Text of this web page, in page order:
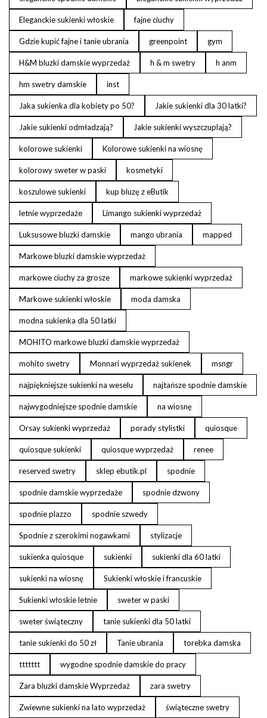
Eleganckie sukienki włoskie fajne ciuchy
Gdzie kupić fajne i tanie ubrania greenpoint gym
H&M bluzki damskie wyprzedaż h & m swetry h anm
hm swetry damskie inst
Jaka sukienka dla kobiety po 50? Jakie sukienki dla 30 latki?
Jakie sukienki odmładzają? Jakie sukienki wyszczuplają?
kolorowe sukienki Kolorowe sukienki na wiosnę
kolorowy sweter w paski kosmetyki
koszulowe sukienki kup bluzę z eButik
letnie wyprzedaże Limango sukienki wyprzedaż
Luksusowe bluzki damskie mango ubrania mapped
Markowe bluzki damskie wyprzedaż
markowe ciuchy za grosze markowe sukienki wyprzedaż
Markowe sukienki włoskie moda damska
modna sukienka dla 50 latki
MOHITO markowe bluzki damskie wyprzedaż
mohito swetry Monnari wyprzedaż sukienek msngr
najpiękniejsze sukienki na weselu najtańsze spodnie damskie
najwygodniejsze spodnie damskie na wiosnę
Orsay sukienki wyprzedaż porady stylistki quiosque
quiosque sukienki quiosque wyprzedaż renee
reserved swetry sklep ebutik.pl spodnie
spodnie damskie wyprzedaże spodnie dzwony
spodnie plazzo spodnie szwedy
Spodnie z szerokimi nogawkami stylizacje
sukienka quiosque sukienki sukienki dla 60 latki
sukienki na wiosnę Sukienki włoskie i francuskie
Sukienki włoskie letnie sweter w paski
sweter świąteczny tanie sukienki dla 50 latki
tanie sukienki do 50 zł Tanie ubrania torebka damska
ttttttt wygodne spodnie damskie do pracy
Zara bluzki damskie Wyprzedaż zara swetry
Zwiewne sukienki na lato wyprzedaż świąteczne swetry